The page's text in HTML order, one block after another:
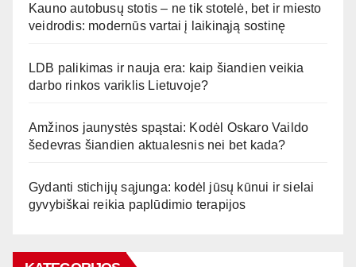
Kauno autobusų stotis – ne tik stotelė, bet ir miesto
veidrodis: modernūs vartai į laikinąją sostinę
LDB palikimas ir nauja era: kaip šiandien veikia
darbo rinkos variklis Lietuvoje?
Amžinos jaunystės spąstai: Kodėl Oskaro Vaildo
šedevras šiandien aktualesnis nei bet kada?
Gydanti stichijų sąjunga: kodėl jūsų kūnui ir sielai
gyvybiškai reikia paplūdimio terapijos